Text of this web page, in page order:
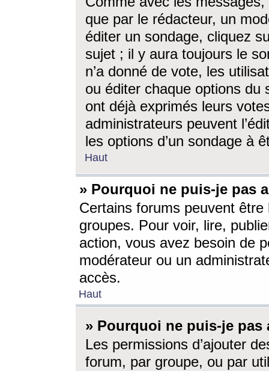
que par le rédacteur, un
éditer un sondage, cliquez
sujet ; il y aura toujours le
n’a donné de vote, les
ou éditer chaque options du
ont déjà exprimés leurs
administrateurs peuvent
les options d’un sondage à
Haut
» Pourquoi ne puis-je pas
Certains forums peuvent être
groupes. Pour voir, lire,
action, vous avez besoin de
modérateur ou un
accès.
Haut
» Pourquoi ne puis-je
Les permissions d’ajouter
forum, par groupe, ou par